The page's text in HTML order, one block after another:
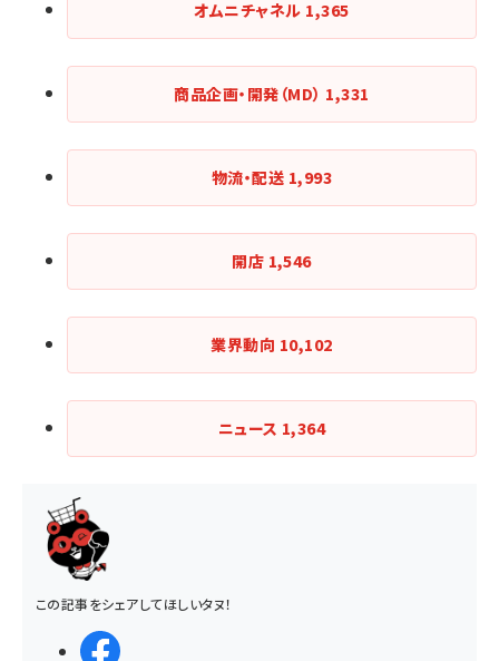
オムニチャネル 1,365
商品企画・開発（MD） 1,331
物流・配送 1,993
開店 1,546
業界動向 10,102
ニュース 1,364
この記事をシェアしてほしいタヌ！